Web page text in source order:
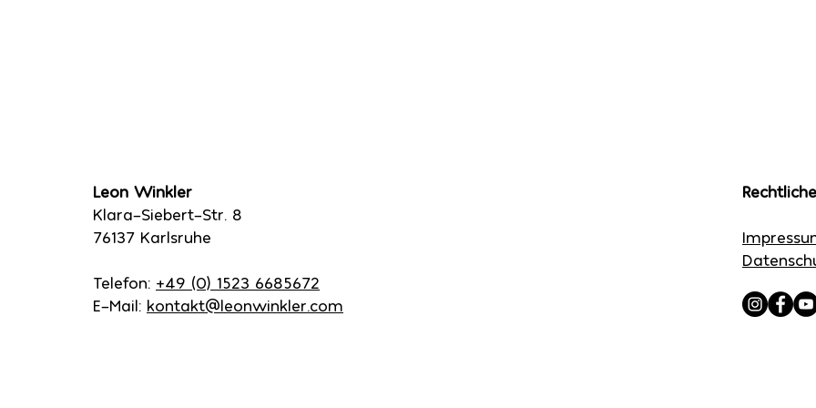
Leon Winkler
Klara-Siebert-Str. 8
76137 Karlsruhe
Telefon: +49 (0) 1523 6685672
E-Mail: kontakt@leonwinkler.com